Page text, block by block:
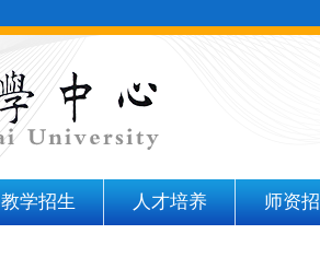
教学招生 人才培养 师资